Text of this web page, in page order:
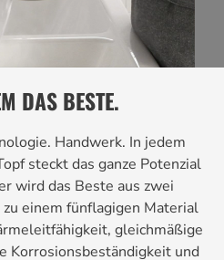
DAS BESTE.
Handwerk. In jedem
steckt das ganze Potenzial
wird das Beste aus zwei
einem fünflagigen Material
gleichmäßige
Korrosionsbeständigkeit und